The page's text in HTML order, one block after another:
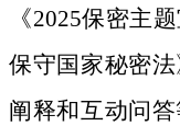
《2025保密主
保守国家秘密
阐释和互动问